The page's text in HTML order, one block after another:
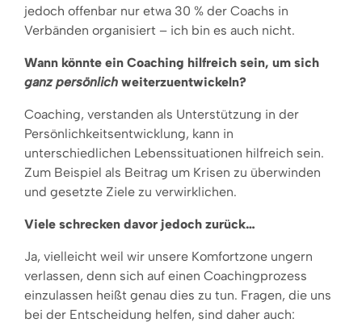
jedoch offenbar nur etwa 30 % der Coachs in
Verbänden organisiert – ich bin es auch nicht.
Wann könnte ein Coaching hilfreich sein, um sich
ganz persönlich weiterzuentwickeln?
Coaching, verstanden als Unterstützung in der
Persönlichkeitsentwicklung, kann in
unterschiedlichen Lebenssituationen hilfreich sein.
Zum Beispiel als Beitrag um Krisen zu überwinden
und gesetzte Ziele zu verwirklichen.
Viele schrecken davor jedoch zurück…
Ja, vielleicht weil wir unsere Komfortzone ungern
verlassen, denn sich auf einen Coachingprozess
einzulassen heißt genau dies zu tun. Fragen, die uns
bei der Entscheidung helfen, sind daher auch: